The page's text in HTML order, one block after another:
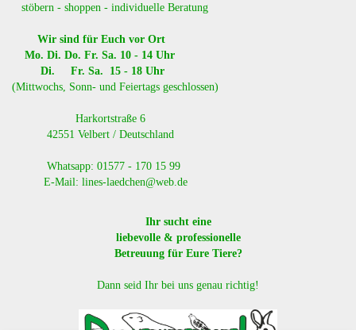
stöbern - shoppen - individuelle Beratung
Wir sind für Euch vor Ort
Mo. Di. Do. Fr. Sa. 10 - 14 Uhr
Di. Fr. Sa. 15 - 18 Uhr
(Mittwochs, Sonn- und Feiertags geschlossen)
​ Harkortstraße 6
42551 Velbert / Deutschland
Whatsapp: 01577 - 170 15 99
E-Mail: lines-laedchen@web.de
Ihr sucht eine
liebevolle & professionelle
Betreuung für Eure Tiere?
Dann seid Ihr bei uns genau richtig!